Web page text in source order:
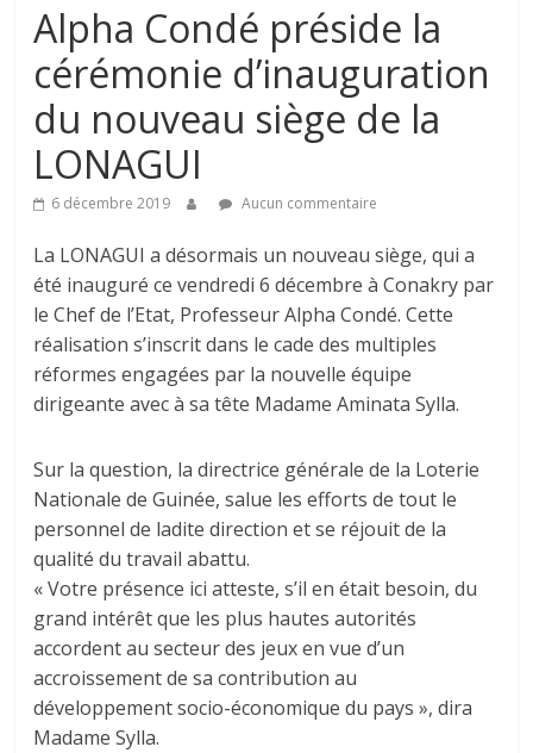
Alpha Condé préside la
cérémonie d’inauguration
du nouveau siège de la
LONAGUI
6 décembre 2019 Aucun commentaire
La LONAGUI a désormais un nouveau siège, qui a
été inauguré ce vendredi 6 décembre à Conakry par
le Chef de l’Etat, Professeur Alpha Condé. Cette
réalisation s’inscrit dans le cade des multiples
réformes engagées par la nouvelle équipe
dirigeante avec à sa tête Madame Aminata Sylla.
Sur la question, la directrice générale de la Loterie
Nationale de Guinée, salue les efforts de tout le
personnel de ladite direction et se réjouit de la
qualité du travail abattu.
« Votre présence ici atteste, s’il en était besoin, du
grand intérêt que les plus hautes autorités
accordent au secteur des jeux en vue d’un
accroissement de sa contribution au
développement socio-économique du pays », dira
Madame Sylla.